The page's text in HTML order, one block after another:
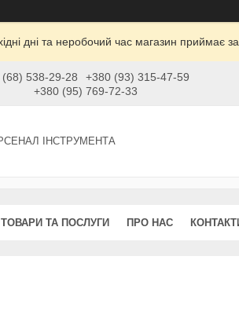
дні та неробочий час магазин приймає
(68) 538-29-28
+380 (93) 315-47-59
+380 (95) 769-72-33
ІНСТРУМЕНТА
ТОВАРИ ТА ПОСЛУГИ ПРО НАС